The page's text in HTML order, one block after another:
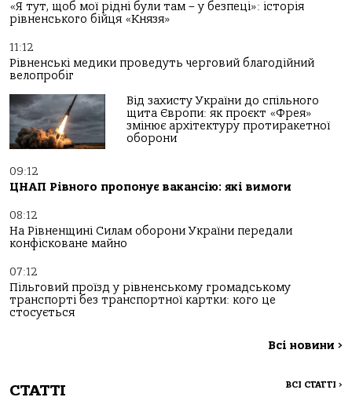
«Я тут, щоб мої рідні були там – у безпеці»: історія
рівненського бійця «Князя»
11:12
Рівненські медики проведуть черговий благодійний
велопробіг
Від захисту України до спільного
щита Європи: як проєкт «Фрея»
змінює архітектуру протиракетної
оборони
09:12
ЦНАП Рівного пропонує вакансію: які вимоги
08:12
На Рівненщині Силам оборони України передали
конфісковане майно
07:12
Пільговий проїзд у рівненському громадському
транспорті без транспортної картки: кого це
стосується
Всі новини >
СТАТТІ ВСІ СТАТТІ >